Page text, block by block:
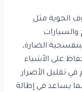
الجوية مثل
الضارة،
على الأشياء
تقليل الأضرار
يساعد في إطالة